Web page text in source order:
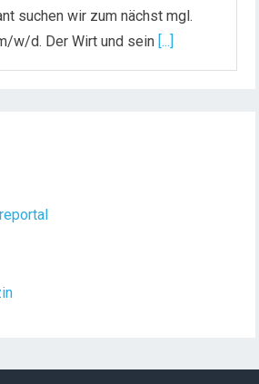
suchen wir zum nächst mgl.
w/d. Der Wirt und sein [...]
Urlaubsfeeling Chef de Rang
aus Leidenschaft und